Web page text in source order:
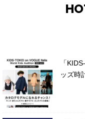
「
ッズ時